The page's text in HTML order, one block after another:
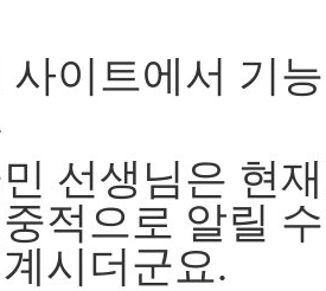
사이트에서 기
선생님은 현
적으로 알릴
시더군요.